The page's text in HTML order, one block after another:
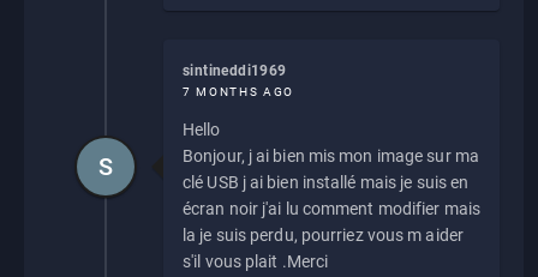
sintineddi1969
7 MONTHS AGO
Hello
Bonjour, j ai bien mis mon image sur ma
clé USB j ai bien installé mais je suis en
écran noir j'ai lu comment modifier mais
la je suis perdu, pourriez vous m aider
s'il vous plait .Merci
S